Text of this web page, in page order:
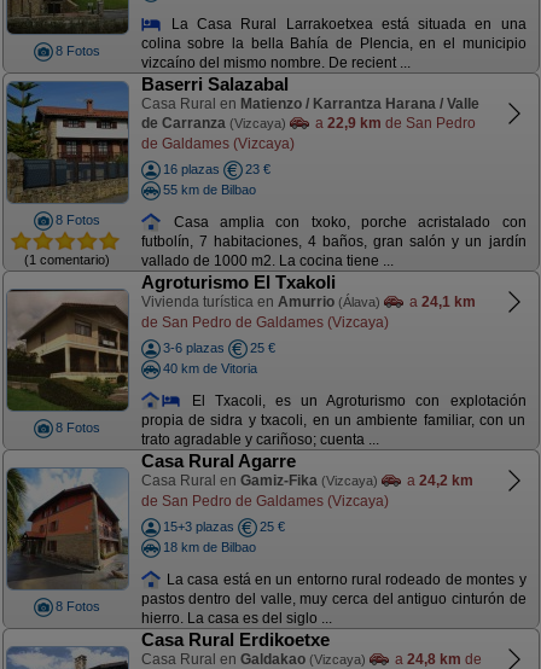
8 Fotos
La Casa Rural Larrakoetxea está situada en una
colina sobre la bella Bahía de Plencia, en el municipio
vizcaíno del mismo nombre. De recient ...
8 Fotos
(1 comentario)
Baserri Salazabal
Casa Rural en Matienzo / Karrantza Harana / Valle
de Carranza (Vizcaya) a 22,9 km de San Pedro
de Galdames (Vizcaya)
16 plazas
23 €
55 km de Bilbao
Casa amplia con txoko, porche acristalado con
futbolín, 7 habitaciones, 4 baños, gran salón y un jardín
vallado de 1000 m2. La cocina tiene ...
8 Fotos
Agroturismo El Txakoli
Vivienda turística en Amurrio (Álava) a 24,1 km
de San Pedro de Galdames (Vizcaya)
3-6 plazas
25 €
40 km de Vitoria
El Txacoli, es un Agroturismo con explotación
propia de sidra y txacoli, en un ambiente familiar, con un
trato agradable y cariñoso; cuenta ...
8 Fotos
Casa Rural Agarre
Casa Rural en Gamiz-Fika (Vizcaya) a 24,2 km
de San Pedro de Galdames (Vizcaya)
15+3 plazas
25 €
18 km de Bilbao
La casa está en un entorno rural rodeado de montes y
pastos dentro del valle, muy cerca del antiguo cinturón de
hierro. La casa es del siglo ...
Casa Rural Erdikoetxe
Casa Rural en Galdakao (Vizcaya) a 24,8 km de